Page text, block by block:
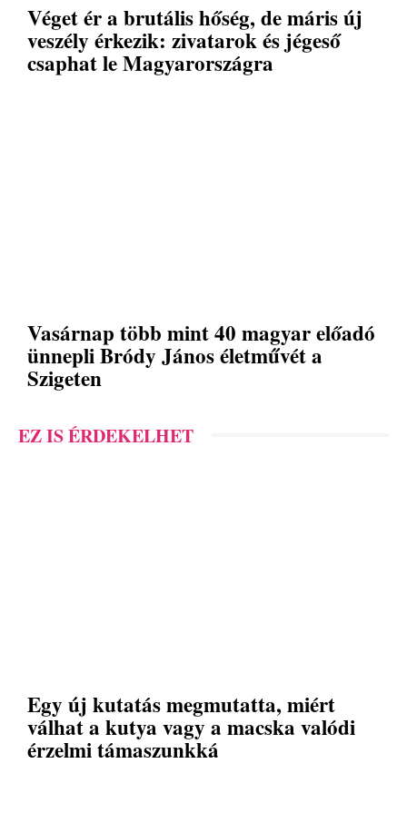
Véget ér a brutális hőség, de máris új
veszély érkezik: zivatarok és jégeső
csaphat le Magyarországra
Vasárnap több mint 40 magyar előadó
ünnepli Bródy János életművét a
Szigeten
EZ IS ÉRDEKELHET
Egy új kutatás megmutatta, miért
válhat a kutya vagy a macska valódi
érzelmi támaszunkká